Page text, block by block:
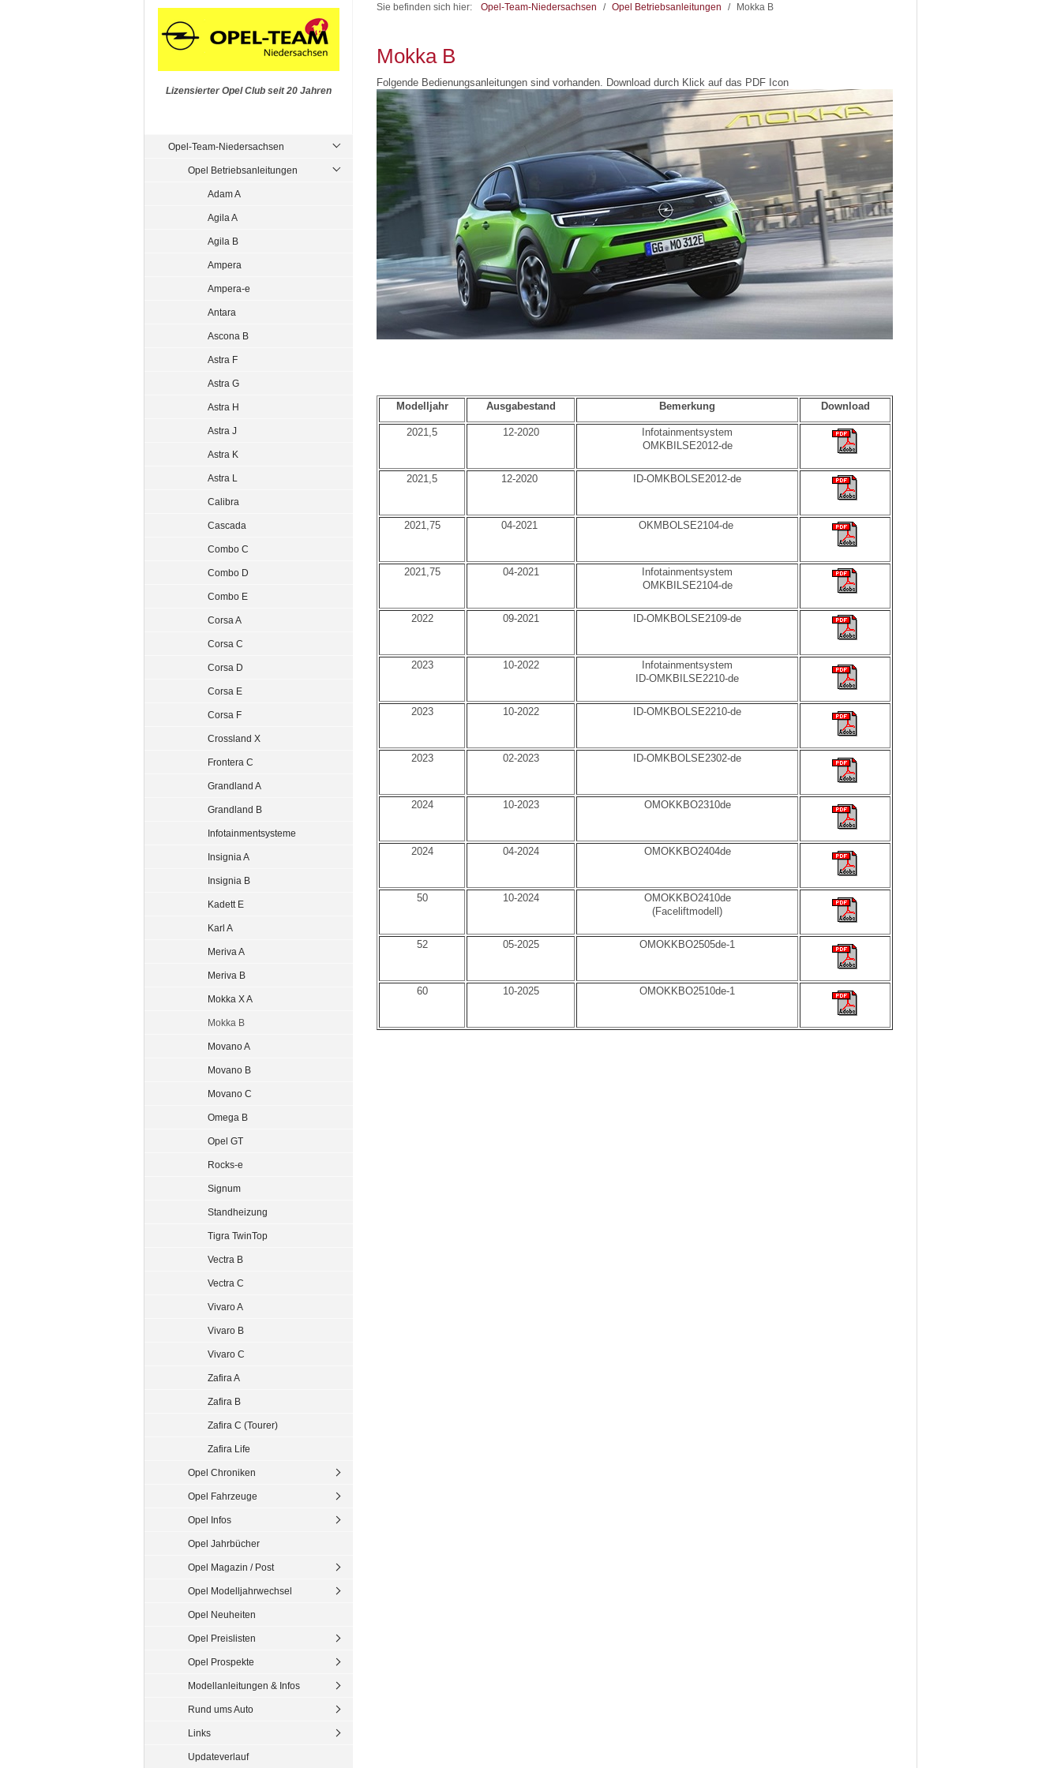
Lizensierter Opel Club seit 20 Jahren
Opel-Team-Niedersachsen
Opel Betriebsanleitungen
Adam A
Agila A
Agila B
Ampera
Ampera-e
Antara
Ascona B
Astra F
Astra G
Astra H
Astra J
Astra K
Astra L
Calibra
Cascada
Combo C
Combo D
Combo E
Corsa A
Corsa C
Corsa D
Corsa E
Corsa F
Crossland X
Frontera C
Grandland A
Grandland B
Infotainmentsysteme
Insignia A
Insignia B
Kadett E
Karl A
Meriva A
Meriva B
Mokka X A
Mokka B
Movano A
Movano B
Movano C
Omega B
Opel GT
Rocks-e
Signum
Standheizung
Tigra TwinTop
Vectra B
Vectra C
Vivaro A
Vivaro B
Vivaro C
Zafira A
Zafira B
Zafira C (Tourer)
Zafira Life
Opel Chroniken
Opel Fahrzeuge
Opel Infos
Opel Jahrbücher
Opel Magazin / Post
Opel Modelljahrwechsel
Opel Neuheiten
Opel Preislisten
Opel Prospekte
Modellanleitungen & Infos
Rund ums Auto
Links
Updateverlauf
Sie befinden sich hier: Opel-Team-Niedersachsen / Opel Betriebsanleitungen / Mokka B
Mokka B
Folgende Bedienungsanleitungen sind vorhanden. Download durch Klick auf das PDF Icon
Modelljahr Ausgabestand Bemerkung Download
2021,5 12-2020
Infotainmentsystem
OMKBILSE2012-de
2021,5 12-2020 ID-OMKBOLSE2012-de
2021,75 04-2021 OKMBOLSE2104-de
2021,75 04-2021
Infotainmentsystem
OMKBILSE2104-de
2022 09-2021 ID-OMKBOLSE2109-de
2023 10-2022
Infotainmentsystem
ID-OMKBILSE2210-de
2023 10-2022 ID-OMKBOLSE2210-de
2023 02-2023 ID-OMKBOLSE2302-de
2024 10-2023 OMOKKBO2310de
2024 04-2024 OMOKKBO2404de
50 10-2024
OMOKKBO2410de
(Faceliftmodell)
52 05-2025 OMOKKBO2505de-1
60 10-2025 OMOKKBO2510de-1